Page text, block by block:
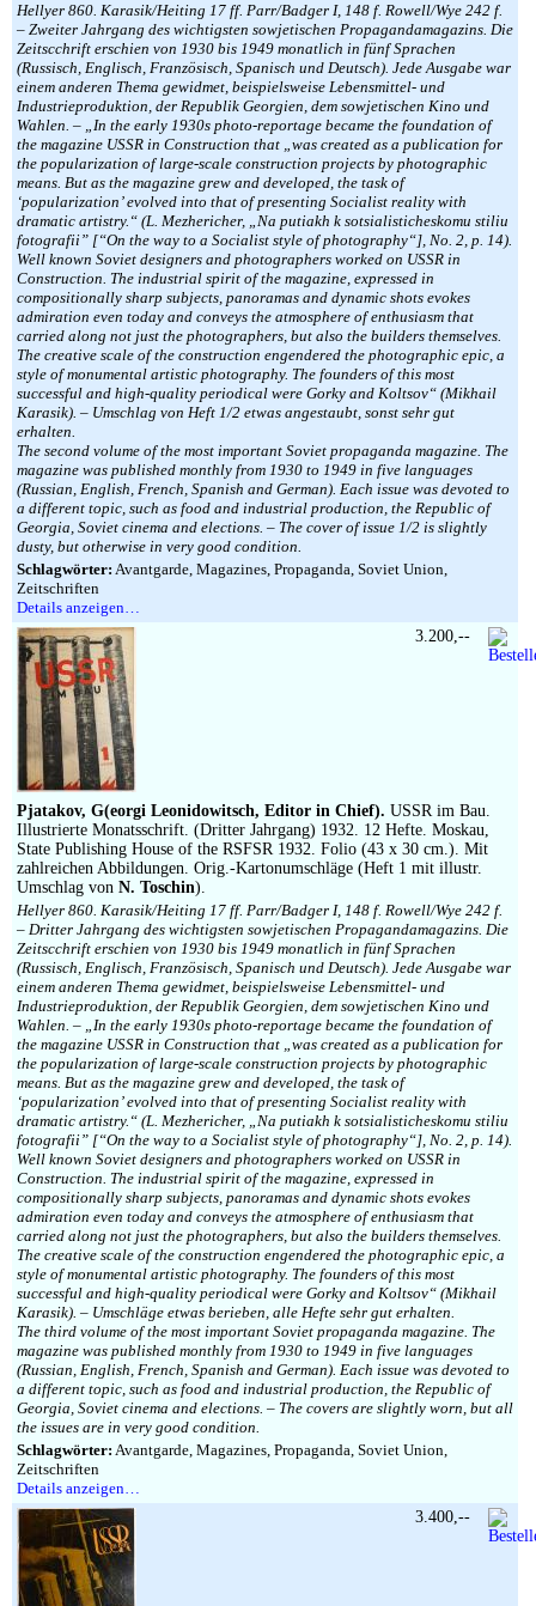
Hellyer 860. Karasik/Heiting 17 ff. Parr/Badger I, 148 f. Rowell/Wye 242 f.
– Zweiter Jahrgang des wichtigsten sowjetischen Propagandamagazins. Die
Zeitscchrift erschien von 1930 bis 1949 monatlich in fünf Sprachen
(Russisch, Englisch, Französisch, Spanisch und Deutsch). Jede Ausgabe war
einem anderen Thema gewidmet, beispielsweise Lebensmittel- und
Industrieproduktion, der Republik Georgien, dem sowjetischen Kino und
Wahlen. – „In the early 1930s photo-reportage became the foundation of
the magazine USSR in Construction that „was created as a publication for
the popularization of large-scale construction projects by photographic
means. But as the magazine grew and developed, the task of
‘popularization’ evolved into that of presenting Socialist reality with
dramatic artistry.“ (L. Mezhericher, „Na putiakh k sotsialisticheskomu stiliu
fotografii” [“On the way to a Socialist style of photography“], No. 2, p. 14).
Well known Soviet designers and photographers worked on USSR in
Construction. The industrial spirit of the magazine, expressed in
compositionally sharp subjects, panoramas and dynamic shots evokes
admiration even today and conveys the atmosphere of enthusiasm that
carried along not just the photographers, but also the builders themselves.
The creative scale of the construction engendered the photographic epic, a
style of monumental artistic photography. The founders of this most
successful and high-quality periodical were Gorky and Koltsov“ (Mikhail
Karasik). – Umschlag von Heft 1/2 etwas angestaubt, sonst sehr gut
erhalten.
The second volume of the most important Soviet propaganda magazine. The
magazine was published monthly from 1930 to 1949 in five languages
(Russian, English, French, Spanish and German). Each issue was devoted to
a different topic, such as food and industrial production, the Republic of
Georgia, Soviet cinema and elections. – The cover of issue 1/2 is slightly
dusty, but otherwise in very good condition.
Schlagwörter: Avantgarde, Magazines, Propaganda, Soviet Union,
Zeitschriften
Details anzeigen…
Pjatakov, G(eorgi Leonidowitsch, Editor in Chief). USSR im Bau.
Illustrierte Monatsschrift. (Dritter Jahrgang) 1932. 12 Hefte. Moskau,
State Publishing House of the RSFSR 1932. Folio (43 x 30 cm.). Mit
zahlreichen Abbildungen. Orig.-Kartonumschläge (Heft 1 mit illustr.
Umschlag von N. Toschin).
Hellyer 860. Karasik/Heiting 17 ff. Parr/Badger I, 148 f. Rowell/Wye 242 f.
– Dritter Jahrgang des wichtigsten sowjetischen Propagandamagazins. Die
Zeitscchrift erschien von 1930 bis 1949 monatlich in fünf Sprachen
(Russisch, Englisch, Französisch, Spanisch und Deutsch). Jede Ausgabe war
einem anderen Thema gewidmet, beispielsweise Lebensmittel- und
Industrieproduktion, der Republik Georgien, dem sowjetischen Kino und
Wahlen. – „In the early 1930s photo-reportage became the foundation of
the magazine USSR in Construction that „was created as a publication for
the popularization of large-scale construction projects by photographic
means. But as the magazine grew and developed, the task of
‘popularization’ evolved into that of presenting Socialist reality with
dramatic artistry.“ (L. Mezhericher, „Na putiakh k sotsialisticheskomu stiliu
fotografii” [“On the way to a Socialist style of photography“], No. 2, p. 14).
Well known Soviet designers and photographers worked on USSR in
Construction. The industrial spirit of the magazine, expressed in
compositionally sharp subjects, panoramas and dynamic shots evokes
admiration even today and conveys the atmosphere of enthusiasm that
carried along not just the photographers, but also the builders themselves.
The creative scale of the construction engendered the photographic epic, a
style of monumental artistic photography. The founders of this most
successful and high-quality periodical were Gorky and Koltsov“ (Mikhail
Karasik). – Umschläge etwas berieben, alle Hefte sehr gut erhalten.
The third volume of the most important Soviet propaganda magazine. The
magazine was published monthly from 1930 to 1949 in five languages
(Russian, English, French, Spanish and German). Each issue was devoted to
a different topic, such as food and industrial production, the Republic of
Georgia, Soviet cinema and elections. – The covers are slightly worn, but all
the issues are in very good condition.
Schlagwörter: Avantgarde, Magazines, Propaganda, Soviet Union,
Zeitschriften
Details anzeigen…
3.200,--
3.400,--